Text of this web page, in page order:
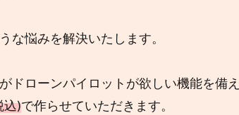
な悩みを解決いたします。
ドローンパイロットが欲しい機能を備
込)で作らせていただきます。